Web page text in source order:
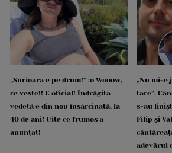
„Surioara e pe drum!” :o Wooow,
ce veste!! E oficial! Îndrăgita
vedetă e din nou însărcinată, la
40 de ani! Uite ce frumos a
anunțat!
„Nu mi-e
tare”.
s-au
Filip și
adevărul